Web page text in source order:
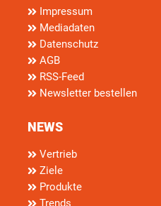
Impressum
Mediadaten
Datenschutz
AGB
RSS-Feed
Newsletter bestellen
NEWS
Vertrieb
Ziele
Produkte
Trends